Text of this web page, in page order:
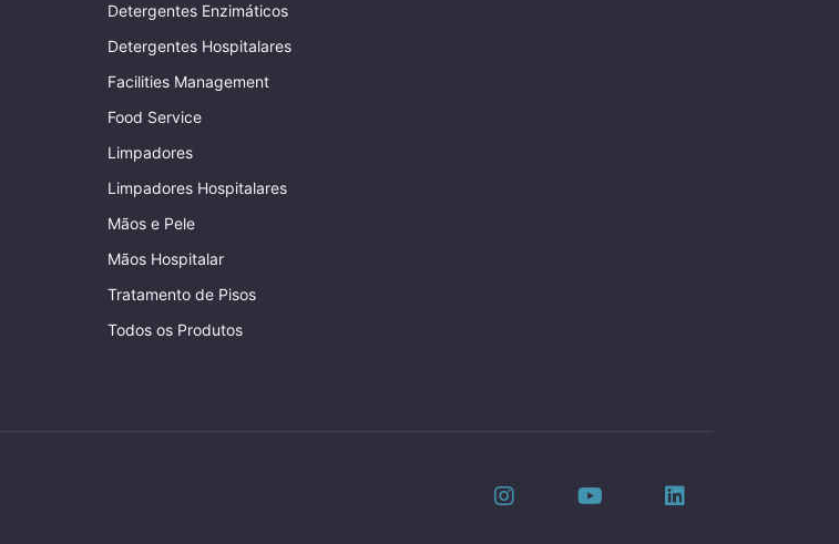
Detergentes Enzimáticos
Detergentes Hospitalares
Facilities Management
Food Service
Limpadores
Limpadores Hospitalares
Mãos e Pele
Mãos Hospitalar
Tratamento de Pisos
Todos os Produtos